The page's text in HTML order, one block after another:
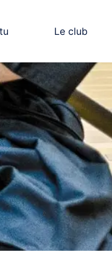
Le club